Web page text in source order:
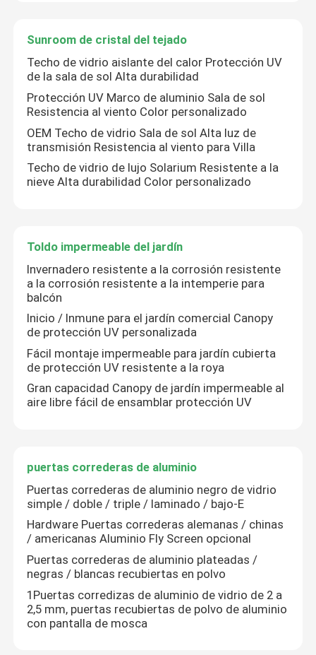
Hogar
Productos
vídeos
Control de calidad
Éntrenos en contacto con
Pida una cita
Ventanas con casilla de aluminio
Sunroom de cristal del tejado
Techo de vidrio aislante del calor Protección UV
de la sala de sol Alta durabilidad
Protección UV Marco de aluminio Sala de sol
Resistencia al viento Color personalizado
OEM Techo de vidrio Sala de sol Alta luz de
transmisión Resistencia al viento para Villa
Techo de vidrio de lujo Solarium Resistente a la
nieve Alta durabilidad Color personalizado
Toldo impermeable del jardín
Invernadero resistente a la corrosión resistente
a la corrosión resistente a la intemperie para
balcón
Inicio / Inmune para el jardín comercial Canopy
de protección UV personalizada
Fácil montaje impermeable para jardín cubierta
de protección UV resistente a la roya
Gran capacidad Canopy de jardín impermeable al
aire libre fácil de ensamblar protección UV
puertas correderas de aluminio
Puertas correderas de aluminio negro de vidrio
simple / doble / triple / laminado / bajo-E
Hardware Puertas correderas alemanas / chinas
/ americanas Aluminio Fly Screen opcional
Puertas correderas de aluminio plateadas /
negras / blancas recubiertas en polvo
1Puertas corredizas de aluminio de vidrio de 2 a
2,5 mm, puertas recubiertas de polvo de aluminio
con pantalla de mosca